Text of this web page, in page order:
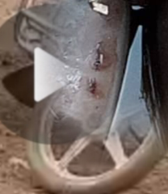
de formation
janvier 2022